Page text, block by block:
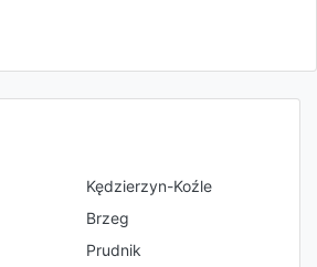
Kędzierzyn-Koźle
Brzeg
Prudnik